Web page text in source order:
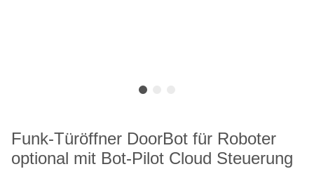
Funk-Türöffner DoorBot für Roboter
optional mit Bot-Pilot Cloud Steuerung